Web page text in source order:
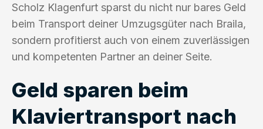
Scholz Klagenfurt sparst du nicht nur bares Geld
beim Transport deiner Umzugsgüter nach Braila,
sondern profitierst auch von einem zuverlässigen
und kompetenten Partner an deiner Seite.
Geld sparen beim
Klaviertransport nach